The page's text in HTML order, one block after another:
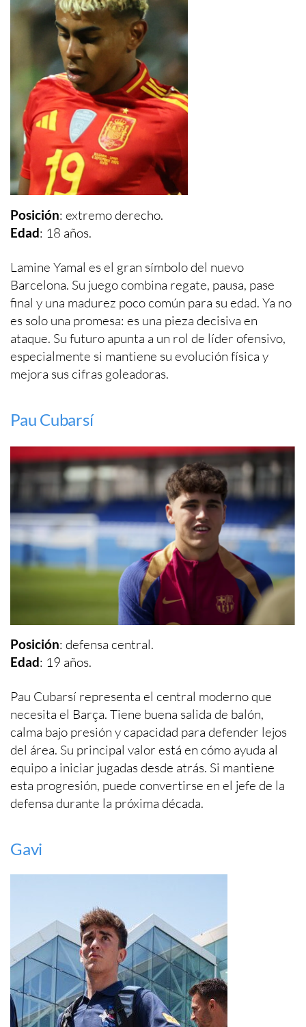
Posición: extremo derecho.
Edad: 18 años.
Lamine Yamal es el gran símbolo del nuevo
Barcelona. Su juego combina regate, pausa, pase
final y una madurez poco común para su edad. Ya no
es solo una promesa: es una pieza decisiva en
ataque. Su futuro apunta a un rol de líder ofensivo,
especialmente si mantiene su evolución física y
mejora sus cifras goleadoras.
Pau Cubarsí
Posición: defensa central.
Edad: 19 años.
Pau Cubarsí representa el central moderno que
necesita el Barça. Tiene buena salida de balón,
calma bajo presión y capacidad para defender lejos
del área. Su principal valor está en cómo ayuda al
equipo a iniciar jugadas desde atrás. Si mantiene
esta progresión, puede convertirse en el jefe de la
defensa durante la próxima década.
Gavi